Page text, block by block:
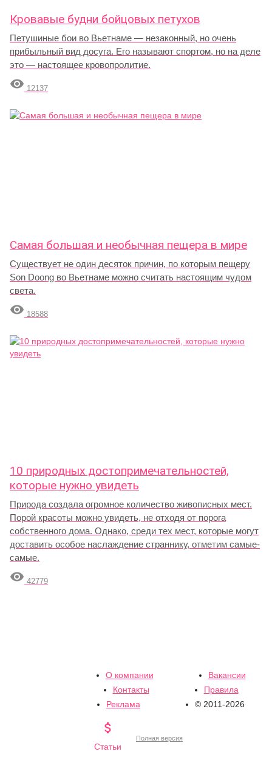
Кровавые будни бойцовых петухов
Петушиные бои во Вьетнаме — незаконный, но очень
прибыльный вид досуга. Его называют спортом, но на деле
это — настоящее кровопролитие.
 12137
Самая большая и необычная пещера в мире
Существует не один десяток причин, по которым пещеру
Son Doong во Вьетнаме можно считать настоящим чудом
света.
 18588
10 природных достопримечательностей,
которые нужно увидеть
Природа создала огромное количество живописных мест.
Порой красоты можно увидеть, не отходя от порога
собственного дома. Однако, среди тех мест, которые могут
доставить особое наслаждение страннику, отметим самые-
самые.
 42779
О компании
Вакансии
Контакты
Правила
Реклама
© 2011-2026

Статьи
Полная версия